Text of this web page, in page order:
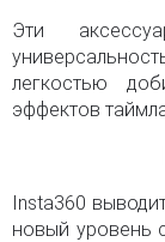
Эти
легкостью
эффектов
Insta360
новый уровень